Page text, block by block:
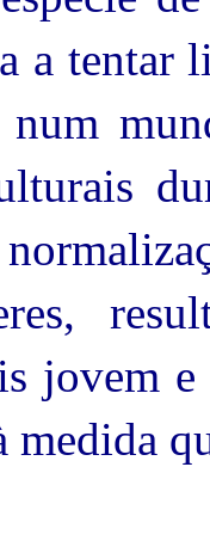
a tentar
jovem
medida